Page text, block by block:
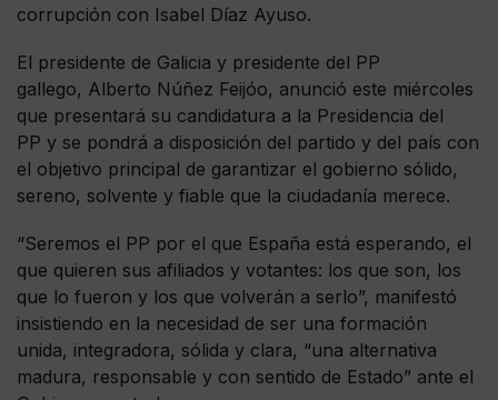
corrupción con Isabel Díaz Ayuso.
El presidente de Galicia y presidente del PP
gallego, Alberto Núñez Feijóo, anunció este miércoles
que presentará su candidatura a la Presidencia del
PP y se pondrá a disposición del partido y del país con
el objetivo principal de garantizar el gobierno sólido,
sereno, solvente y fiable que la ciudadanía merece.
“Seremos el PP por el que España está esperando, el
que quieren sus afiliados y votantes: los que son, los
que lo fueron y los que volverán a serlo”, manifestó
insistiendo en la necesidad de ser una formación
unida, integradora, sólida y clara, “una alternativa
madura, responsable y con sentido de Estado” ante el